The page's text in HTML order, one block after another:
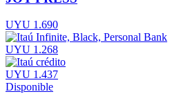
UYU 1.690
UYU 1.268
UYU 1.437
Disponible